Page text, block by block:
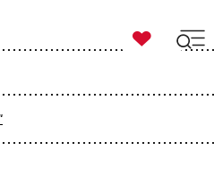
ich

taz zahl ich